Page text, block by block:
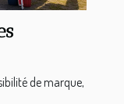
de marque,